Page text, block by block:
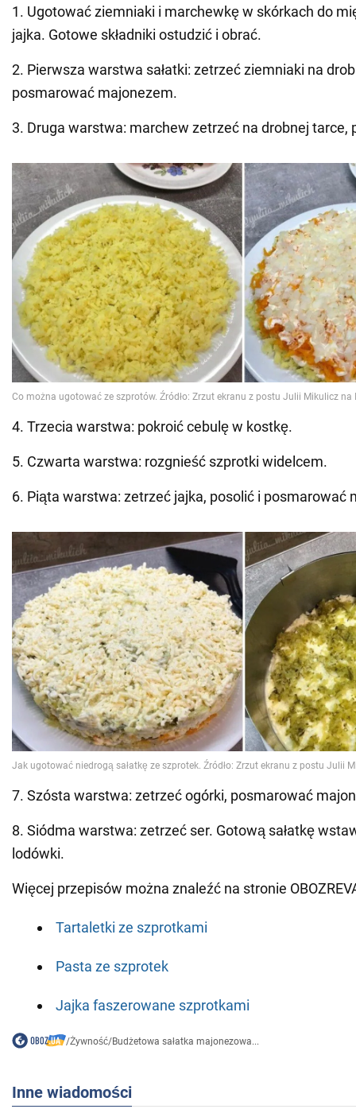
1. Ugotować ziemniaki i marchewkę w skórkach do
jajka. Gotowe składniki ostudzić i obrać.
2. Pierwsza warstwa sałatki: zetrzeć ziemniaki na
posmarować majonezem.
3. Druga warstwa: marchew zetrzeć na drobnej tarce,
4. Trzecia warstwa: pokroić cebulę w kostkę.
5. Czwarta warstwa: rozgnieść szprotki widelcem.
6. Piąta warstwa: zetrzeć jajka, posolić i posmarować
7. Szósta warstwa: zetrzeć ogórki, posmarować
8. Siódma warstwa: zetrzeć ser. Gotową sałatkę
lodówki.
Więcej przepisów można znaleźć na stronie
Tartaletki ze szprotkami
Pasta ze szprotek
Jajka faszerowane szprotkami
/Żywność/Budżetowa sałatka majonezowa...
Inne wiadomości